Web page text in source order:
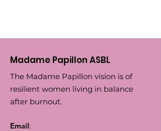
Madame Papillon ASBL
The Madame Papillon vision is of
resilient women living in balance
after burnout.
Email: